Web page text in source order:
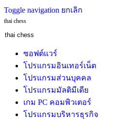
Toggle navigation ยกเลิก
thai chess
ซอฟต์แวร์
โปรแกรมอินเทอร์เน็ต
โปรแกรมส่วนบุคคล
โปรแกรมมัลติมีเดีย
เกม PC คอมพิวเตอร์
โปรแกรมบริหารธุรกิจ